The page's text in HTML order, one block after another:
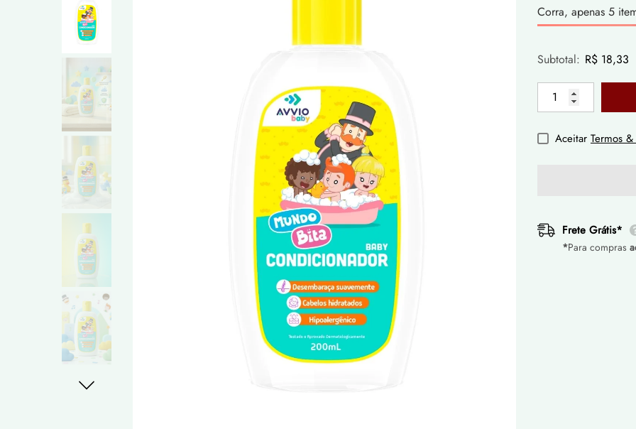
Corra, apenas 5
Subtotal: R$ 18,33
Aceitar Termos
Frete Grátis*
*Para compras